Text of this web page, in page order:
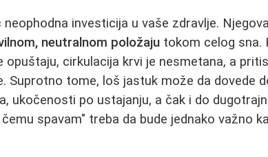
investicija u vaše zdravlje.
neutralnom položaju tokom celog sna.
cirkulacija krvi je nesmetana, a
Suprotno tome, loš jastuk može da dovede
ukočenosti po ustajanju, a čak i do
spavam" treba da bude jednako važno